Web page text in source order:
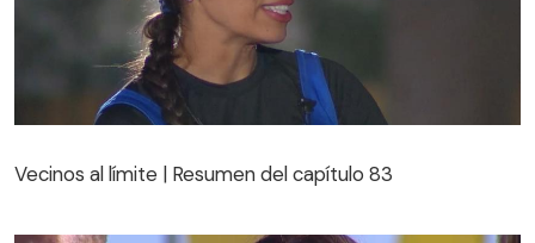
Vecinos al límite | Resumen del capítulo 83